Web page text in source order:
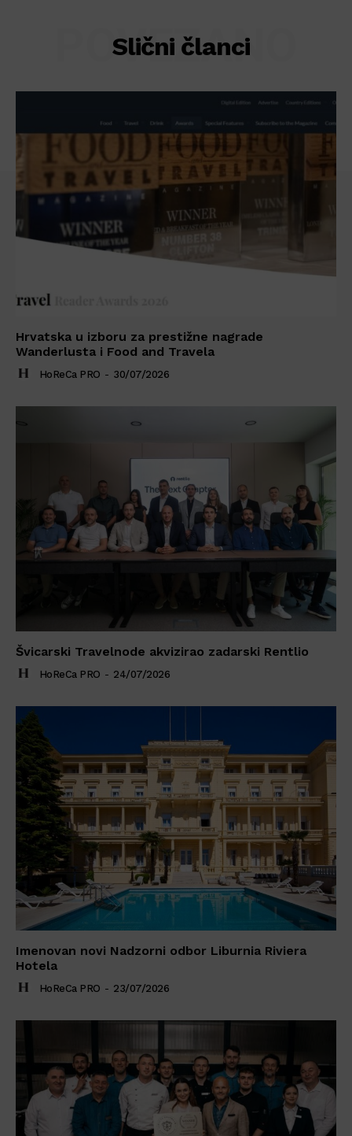
Slični članci
POVEZANO
Hrvatska u izboru za prestižne nagrade
Wanderlusta i Food and Travela
HoReCa PRO - 30/07/2026
Švicarski Travelnode akvizirao zadarski Rentlio
HoReCa PRO - 24/07/2026
Imenovan novi Nadzorni odbor Liburnia Riviera
Hotela
HoReCa PRO - 23/07/2026